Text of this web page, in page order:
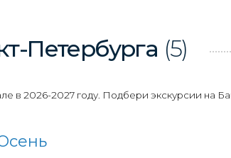
Петербурга (5)
в 2026-2027 году. Подбери экскурсии на